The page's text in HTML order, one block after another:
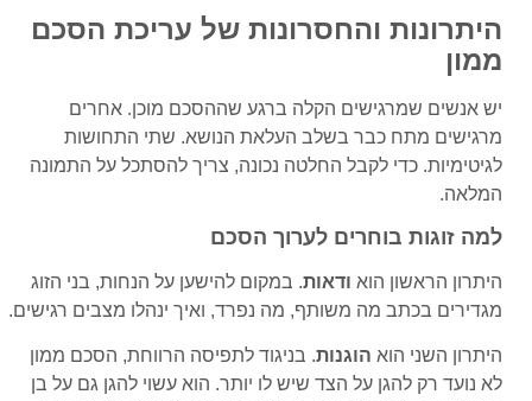
היתרונות והחסרונות של עריכת הסכם
ממון
יש אנשים שמרגישים הקלה ברגע שההסכם מוכן. אחרים
מרגישים מתח כבר בשלב העלאת הנושא. שתי התחושות
לגיטימיות. כדי לקבל החלטה נכונה, צריך להסתכל על התמונה
המלאה.
למה זוגות בוחרים לערוך הסכם
היתרון הראשון הוא ודאות. במקום להישען על הנחות, בני הזוג
מגדירים בכתב מה משותף, מה נפרד, ואיך ינהלו מצבים רגישים.
היתרון השני הוא הוגנות. בניגוד לתפיסה הרווחת, הסכם ממון
לא נועד רק להגן על הצד שיש לו יותר. הוא עשוי להגן גם על בן